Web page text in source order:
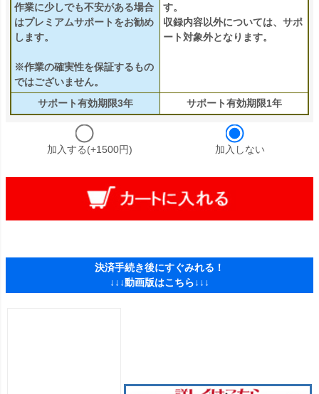
作業に少しでも不安がある場合
はプレミアムサポートをお勧め
します。
※作業の確実性を保証するもの
ではございません。
す。
収録内容以外については、サポ
ート対象外となります。
サポート有効期限3年 サポート有効期限1年
加入する(+1500円) 加入しない
決済手続き後にすぐみれる！
↓↓↓動画版はこちら↓↓↓